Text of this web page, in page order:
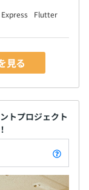
いただけます。
ています
Express
Flutter
見る
トプロジェクト